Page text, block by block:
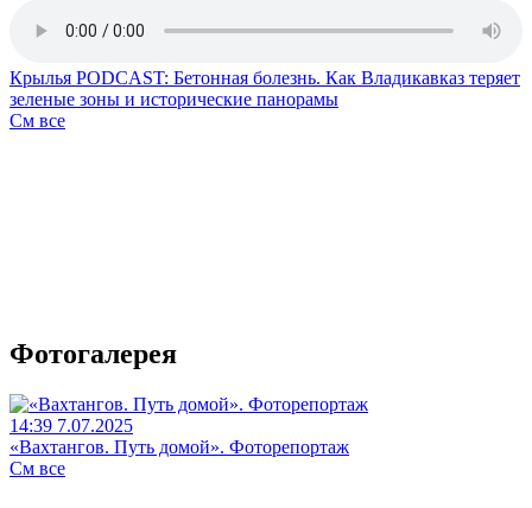
Крылья PODCAST: Бетонная болезнь. Как Владикавказ теряет
зеленые зоны и исторические панорамы
См все
Фотогалерея
14:39 7.07.2025
«Вахтангов. Путь домой». Фоторепортаж
См все